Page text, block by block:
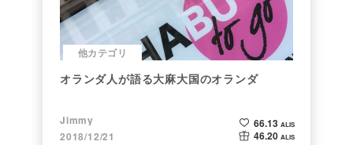
他カテゴリ
オランダ人が語る大麻大国のオランダ
Jimmy
2018/12/21
66.13 ALIS
46.20 ALIS